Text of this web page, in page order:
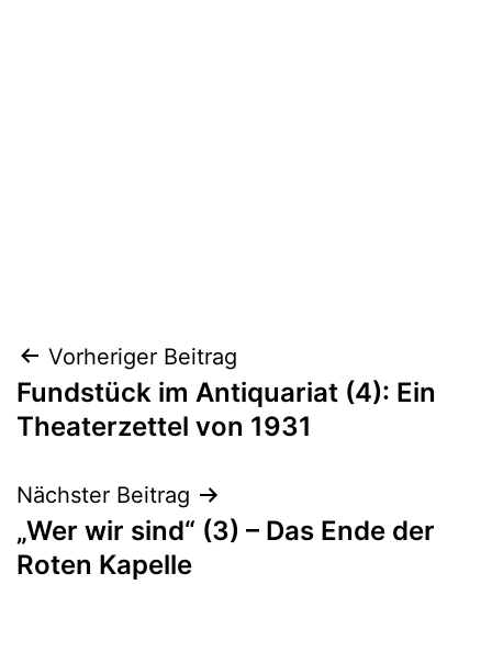
Beitragsnavigation
Vorheriger Beitrag
Fundstück im Antiquariat (4): Ein
Theaterzettel von 1931
Nächster Beitrag
„Wer wir sind“ (3) – Das Ende der
Roten Kapelle